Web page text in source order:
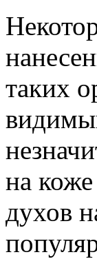
таких
на
духов